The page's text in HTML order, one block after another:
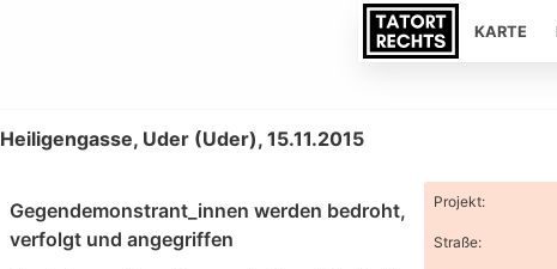
KARTE
Heiligengasse, Uder (Uder), 15.11.2015
Gegendemonstrant_innen werden bedroht,
verfolgt und angegriffen
Projekt:
Straße: